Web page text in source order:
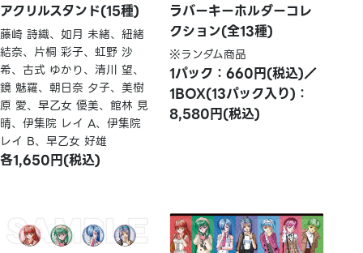
アクリルスタンド(15種)
藤崎 詩織、如月 未緒、紐緒
結奈、片桐 彩子、虹野 沙
希、古式 ゆかり、清川 望、
鏡 魅羅、朝日奈 夕子、美樹
原 愛、早乙女 優美、館林 見
晴、伊集院 レイ A、伊集院
レイ B、早乙女 好雄
各1,650円(税込)
ラバーキーホルダーコレ
クション(全13種)
※ランダム商品
1パック：660円(税込)／
1BOX(13パック入り)：
8,580円(税込)